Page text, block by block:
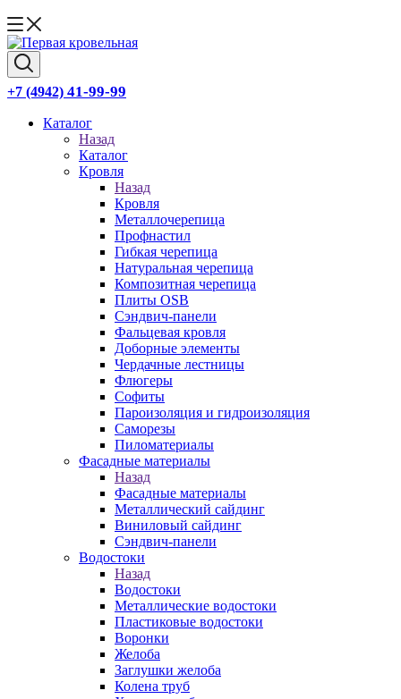
+7 (4942) 41-99-99
Каталог
Назад
Каталог
Кровля
Назад
Кровля
Металлочерепица
Профнастил
Гибкая черепица
Натуральная черепица
Композитная черепица
Плиты OSB
Сэндвич-панели
Фальцевая кровля
Доборные элементы
Чердачные лестницы
Флюгеры
Софиты
Пароизоляция и гидроизоляция
Саморезы
Пиломатериалы
Фасадные материалы
Назад
Фасадные материалы
Металлический сайдинг
Виниловый сайдинг
Сэндвич-панели
Водостоки
Назад
Водостоки
Металлические водостоки
Пластиковые водостоки
Воронки
Желоба
Заглушки желоба
Колена труб